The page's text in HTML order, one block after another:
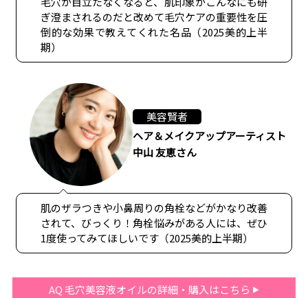
ぎ澄まされるのだと改めて毛穴ケアの重要性を圧
倒的な効果で教えてくれた名品（2025美的上半
期）
美容賢者
ヘア＆メイクアップアーティスト
中山 友恵さん
肌のザラつきや小鼻周りの角栓などがかなり改善
されて、びっくり！角栓悩みがある人には、ぜひ
1度使ってみてほしいです（2025美的上半期）
AQ 毛穴美容液オイルの詳細・購入はこちら